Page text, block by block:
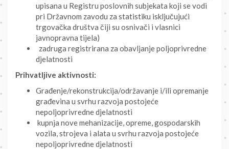
upisana u Registru poslovnih subjekata koji se vodi
pri Državnom zavodu za statistiku isključujući
trgovačka društva čiji su osnivači i vlasnici
javnopravna tijela)
zadruga registrirana za obavljanje poljoprivredne
djelatnosti
Prihvatljive aktivnosti:
Građenje/rekonstrukcija/održavanje i/ili opremanje
građevina u svrhu razvoja postojeće
nepoljoprivredne djelatnosti
kupnja nove mehanizacije, opreme, gospodarskih
vozila, strojeva i alata u svrhu razvoja postojeće
nepoljoprivredne djelatnosti